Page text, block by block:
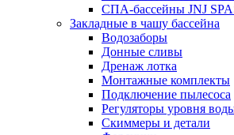
СПА-бассейны JNJ
Закладные в чашу бассейна
Водозаборы
Донные сливы
Дренаж лотка
Монтажные комплекты
Подключение пылесоса
Регуляторы уровня
Скиммеры и детали